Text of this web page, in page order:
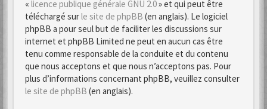
« licence publique générale GNU 2.0» et qui peut être
téléchargé surle site de phpBB (en anglais). Le logiciel
phpBB a pour seul but de faciliter les discussions sur
internet et phpBB Limited ne peut en aucun cas être
tenu comme responsable de la conduite et du contenu
que nous acceptons et que nous n’acceptons pas. Pour
plus d’informations concernant phpBB, veuillez consulter
le site de phpBB (en anglais).